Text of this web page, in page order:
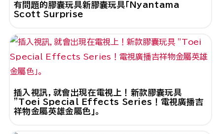
有問題的膠囊玩具新膠囊玩具「Nyantama
Scott Surprise
插入視訊，就會出現在電視上！新款膠囊玩具
"Toei Special Effects Series！電視廣播吉
祥物金屬英雄金屬色」。